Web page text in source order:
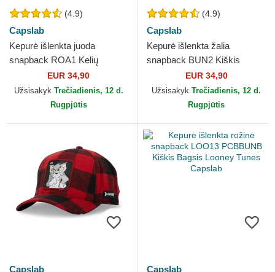
(4.9)
Capslab
Kepurė išlenkta juoda
snapback ROA1 Kelių
Bėgikas Looney Tunes
Capslab
EUR 34,90
Užsisakyk Trečiadienis, 12 d.
Rugpjūtis
(4.9)
Capslab
Kepurė išlenkta žalia
snapback BUN2 Kiškis
Bagsis Looney Tunes
Capslab
EUR 34,90
Užsisakyk Trečiadienis, 12 d.
Rugpjūtis
Capslab
Capslab